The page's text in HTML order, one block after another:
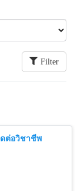
Filter
ต่อวิชาชีพ